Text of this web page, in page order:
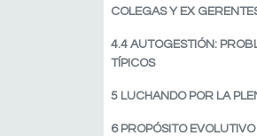
COLEGAS Y EX
4.4 AUTOGESTIÓN:
TÍPICOS
5 LUCHANDO POR LA
6 PROPÓSITO EVOLUTIVO